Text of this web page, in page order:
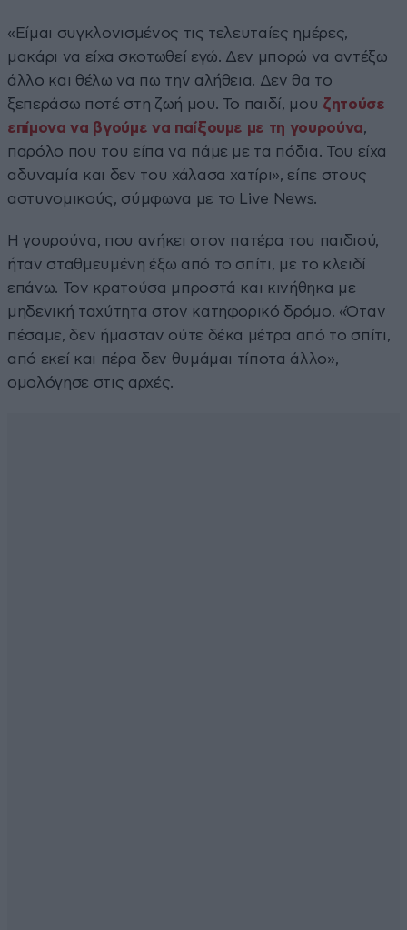
«Είμαι συγκλονισμένος τις τελευταίες ημέρες,
μακάρι να είχα σκοτωθεί εγώ. Δεν μπορώ να αντέξω
άλλο και θέλω να πω την αλήθεια. Δεν θα το
ξεπεράσω ποτέ στη ζωή μου. Το παιδί, μου ζητούσε
επίμονα να βγούμε να παίξουμε με τη γουρούνα,
παρόλο που του είπα να πάμε με τα πόδια. Του είχα
αδυναμία και δεν του χάλασα χατίρι», είπε στους
αστυνομικούς, σύμφωνα με το Live News.
Η γουρούνα, που ανήκει στον πατέρα του παιδιού,
ήταν σταθμευμένη έξω από το σπίτι, με το κλειδί
επάνω. Τον κρατούσα μπροστά και κινήθηκα με
μηδενική ταχύτητα στον κατηφορικό δρόμο. «Όταν
πέσαμε, δεν ήμασταν ούτε δέκα μέτρα από το σπίτι,
από εκεί και πέρα δεν θυμάμαι τίποτα άλλο»,
ομολόγησε στις αρχές.